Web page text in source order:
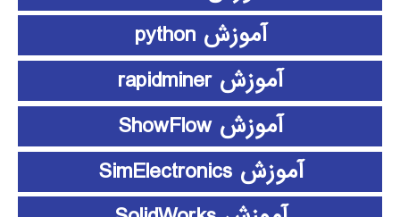
آموزش python
آموزش rapidminer
آموزش ShowFlow
آموزش SimElectronics